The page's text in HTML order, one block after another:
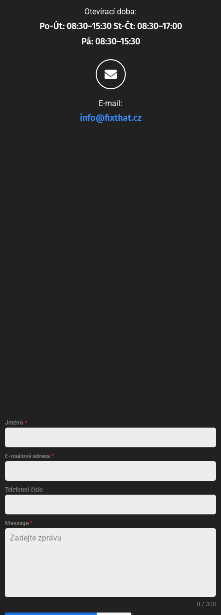
Otevírací doba:
Po-Út: 08:30–15:30 St-Čt: 08:30–17:00
Pá: 08:30–15:30
E-mail:
info@fixthat.cz
Jméno *
E-mailová adresa *
Telefonní číslo
Message *
0 / 300